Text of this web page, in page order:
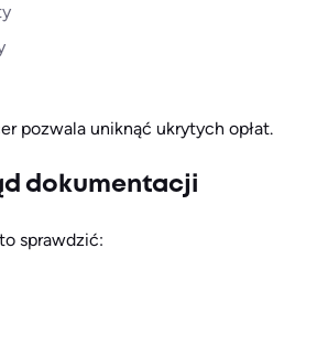
pozwala uniknąć ukrytych opłat.
dokumentacji
sprawdzić: